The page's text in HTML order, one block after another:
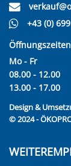
+43 (0)
Öffnungszeiten
Mo - Fr
08.00 - 12.00
13.00 - 17.00
Design &
© 2024 -